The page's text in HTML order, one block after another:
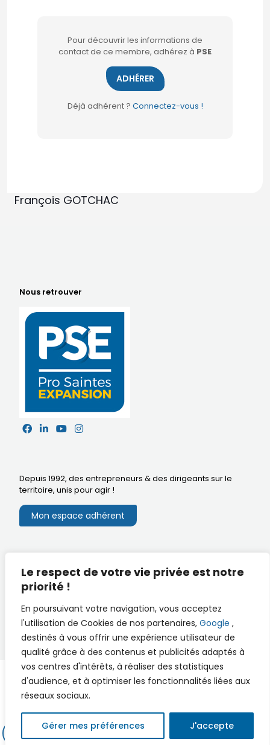
Le respect de votre vie privée est notre
priorité !
En poursuivant votre navigation, vous acceptez
l'utilisation de Cookies de nos partenaires, Google ,
destinés à vous offrir une expérience utilisateur de
qualité grâce à des contenus et publicités adaptés à
vos centres d'intérêts, à réaliser des statistiques
d'audience, et à optimiser les fonctionnalités liées aux
réseaux sociaux.
Gérer mes préférences J'accepte
MON ESPACE ADHÉRENT
Pour découvrir les informations de
contact de ce membre, adhérez à PSE
ADHÉRER
Déjà adhérent ? Connectez-vous !
François GOTCHAC
Nous retrouver
Depuis 1992, des entrepreneurs & des dirigeants sur le
territoire, unis pour agir !
Mon espace adhérent
Extranet du CA
Réalisation
Documents utiles
© 2026 PSE - Pro Saintes Expansion - ParFACTOCOM